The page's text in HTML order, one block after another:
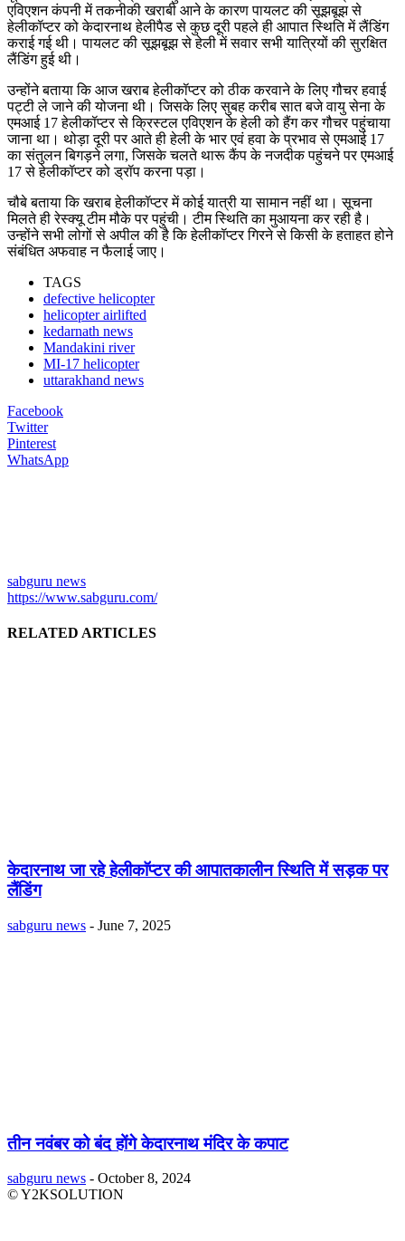
एविएशन कंपनी में तकनीकी खराबी आने के कारण पायलट की सूझबूझ से
हेलीकॉप्टर को केदारनाथ हेलीपैड से कुछ दूरी पहले ही आपात स्थिति में लैंडिंग
कराई गई थी। पायलट की सूझबूझ से हेली में सवार सभी यात्रियों की सुरक्षित
लैंडिंग हुई थी।
उन्होंने बताया कि आज खराब हेलीकॉप्टर को ठीक करवाने के लिए गौचर हवाई
पट्टी ले जाने की योजना थी। जिसके लिए सुबह करीब सात बजे वायु सेना के
एमआई 17 हेलीकॉप्टर से क्रिस्टल एविएशन के हेली को हैंग कर गौचर पहुंचाया
जाना था। थोड़ा दूरी पर आते ही हेली के भार एवं हवा के प्रभाव से एमआई 17
का संतुलन बिगड़ने लगा, जिसके चलते थारू कैंप के नजदीक पहुंचने पर एमआई
17 से हेलीकॉप्टर को ड्रॉप करना पड़ा।
चौबे बताया कि खराब हेलीकॉप्टर में कोई यात्री या सामान नहीं था। सूचना
मिलते ही रेस्क्यू टीम मौके पर पहुंची। टीम स्थिति का मुआयना कर रही है।
उन्होंने सभी लोगों से अपील की है कि हेलीकॉप्टर गिरने से किसी के हताहत होने
संबंधित अफवाह न फैलाई जाए।
TAGS
defective helicopter
helicopter airlifted
kedarnath news
Mandakini river
MI-17 helicopter
uttarakhand news
Facebook
Twitter
Pinterest
WhatsApp
sabguru news
https://www.sabguru.com/
RELATED ARTICLES
केदारनाथ जा रहे हेलीकाॅप्टर की आपातकालीन स्थिति में सड़क पर
लैंडिंग
sabguru news - June 7, 2025
तीन नवंबर को बंद होंगे केदारनाथ मंदिर के कपाट
sabguru news - October 8, 2024
© Y2KSOLUTION